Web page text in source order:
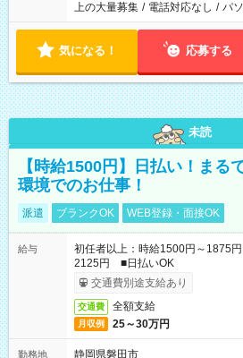
上の大量募集 / 電話対応なし / パ
気になる！ 応募する
未読
【時給1500円】日払い！まる
環境でのお仕事！
派遣 ブランクOK WEB登録・面接OK
給与
初任者以上：時給1500円～1875
2125円 ■日払いOK
交通費別途支給あり
交通費 全額支給
月収例 25～30万円
勤務地 静岡県磐田市